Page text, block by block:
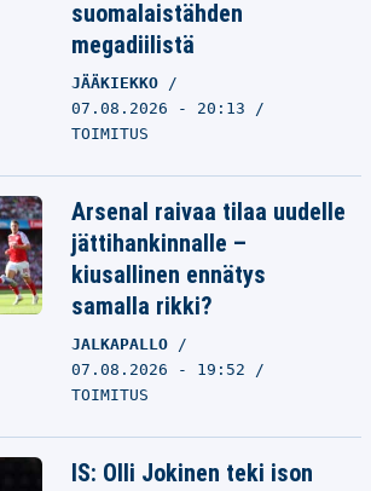
suomalaistähden
megadiilistä
JÄÄKIEKKO
07.08.2026 - 20:13
TOIMITUS
Arsenal raivaa tilaa uudelle
jättihankinnalle –
kiusallinen ennätys
samalla rikki?
JALKAPALLO
07.08.2026 - 19:52
TOIMITUS
IS: Olli Jokinen teki ison